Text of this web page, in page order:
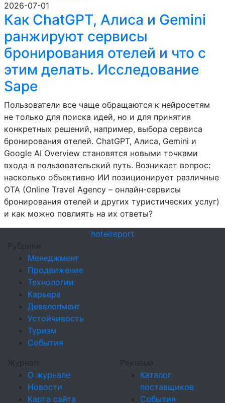
2026-07-01
Как ChatGPT, Алиса и Gemini
ранжируют сервисы
бронирования отелей и что с
этим делать. Исследование
Sape
Пользователи все чаще обращаются к нейросетям
не только для поиска идей, но и для принятия
конкретных решений, например, выбора сервиса
бронирования отелей. ChatGPT, Алиса, Gemini и
Google AI Overview становятся новыми точками
входа в пользовательский путь. Возникает вопрос:
насколько объективно ИИ позиционирует различные
OTA (Online Travel Agency – онлайн-сервисы
бронирования отелей и других туристических услуг)
и как можно повлиять на их ответы?
hotelreport
Рубрики
Менеджмент
Продвижение
Технологии
Карьера
Девелопмент
Устойчивость
Туризм
События
Журнал
О журнале
Новости
Карта сайта
Реклама
Каталог
поставщиков
События